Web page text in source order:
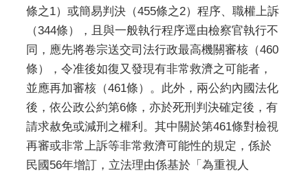
條之1）或簡易判決（455條之2）程序、職權上訴
（344條），且與一般執行程序逕由檢察官執行不
同，應先將卷宗送交司法行政最高機關審核（460
條），令准後如復又發現有非常救濟之可能者，
並應再加審核（461條）。此外，兩公約內國法化
後，依公政公約第6條，亦於死刑判決確定後，有
請求赦免或減刑之權利。其中關於第461條對檢視
再審或非常上訴等非常救濟可能性的規定，係於
民國56年增訂，立法理由係基於「為重視人